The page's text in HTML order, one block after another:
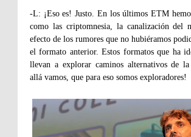
-L: ¡Eso es! Justo. En los últimos ETM
como las criptomnesia, la canalización del
efecto de los rumores que no hubiéramos
el formato anterior. Estos formatos que ha
llevan a explorar caminos alternativos de
allá vamos, que para eso somos exploradores!